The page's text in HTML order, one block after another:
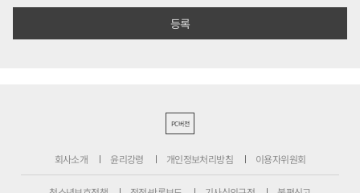
PC버전
회사소개 윤리강령 개인정보처리방침 이용자위원회